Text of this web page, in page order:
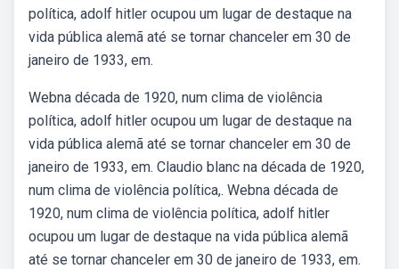
política, adolf hitler ocupou um lugar de destaque na
vida pública alemã até se tornar chanceler em 30 de
janeiro de 1933, em.
Webna década de 1920, num clima de violência
política, adolf hitler ocupou um lugar de destaque na
vida pública alemã até se tornar chanceler em 30 de
janeiro de 1933, em. Claudio blanc na década de 1920,
num clima de violência política,. Webna década de
1920, num clima de violência política, adolf hitler
ocupou um lugar de destaque na vida pública alemã
até se tornar chanceler em 30 de janeiro de 1933, em.